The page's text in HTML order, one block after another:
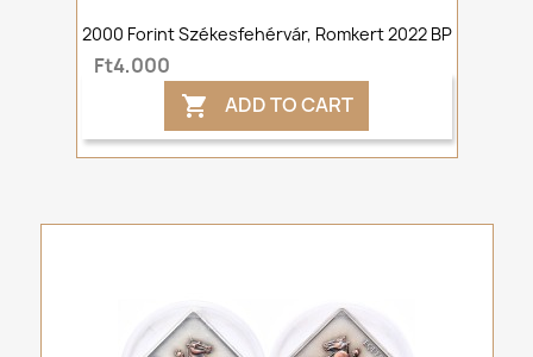
2000 Forint Székesfehérvár, Romkert 2022 BP
Ft4,000
 ADD TO CART